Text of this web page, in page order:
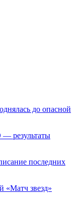
до опасной
результаты
последних
«Матч звезд»